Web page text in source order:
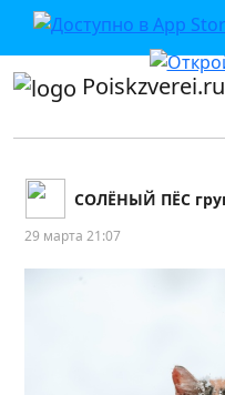
Poiskzverei.ru
29 марта 21:07